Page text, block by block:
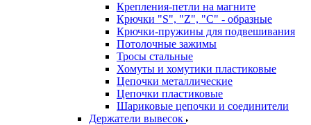
Крепления-петли на магните
Крючки "S", "Z", "C" - образные
Крючки-пружины для подвешивания
Потолочные зажимы
Тросы стальные
Хомуты и хомутики пластиковые
Цепочки металлические
Цепочки пластиковые
Шариковые цепочки и соединители
Держатели вывесок